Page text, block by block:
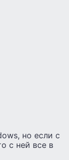
но если с
с ней все в